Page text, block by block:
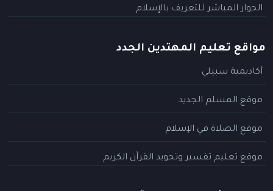
الحوار المباشر للتعريف بالإسلام
مواقع تعليم المهتدين الجدد
أكاديمية سبيلي
موقع المسلم الجديد
موقع الصلاة في الإسلام
موقع تعليم تفسير وتجويد القرآن الكريم